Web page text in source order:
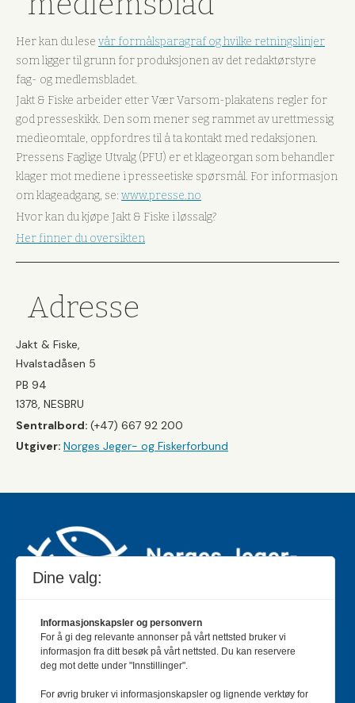
Her kan du lese vår formålsparagraf og hvilke retningslinjer
som ligger til grunn for produksjonen av det redaktørstyre
fag- og medlemsbladet.
Jakt & Fiske arbeider etter Vær Varsom-plakatens regler for
god presseskikk. Den som mener seg rammet av urettmessig
medieomtale, oppfordres til å ta kontakt med redaksjonen.
Pressens Faglige Utvalg (PFU) er et klageorgan som behandler
klager mot mediene i presseetiske spørsmål. For informasjon
om klageadgang, se: www.presse.no
Hvor kan du kjøpe Jakt & Fiske i løssalg?
Her finner du oversikten
Adresse
Jakt & Fiske,
Hvalstadåsen 5
PB 94
1378, NESBRU
Sentralbord: (+47) 667 92 200
Utgiver: Norges Jeger- og Fiskerforbund
Jakt & Fiske er landets største og eldste magasin for
jakt- og fiskeinteresserte med 195 000 månedlige
Bladet er en månedlig publikasjon og utgis av Norges
Dine valg:
Informasjonskapsler og personvern
For å gi deg relevante annonser på vårt nettsted bruker vi
informasjon fra ditt besøk på vårt nettsted. Du kan reservere
deg mot dette under "Innstillinger".
For øvrig bruker vi informasjonskapsler og lignende verktøy for